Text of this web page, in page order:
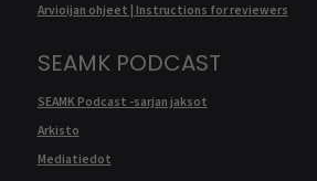
Arvioijan ohjeet | Instructions for reviewers
SEAMK PODCAST
SEAMK Podcast -sarjan jaksot
Arkisto
Mediatiedot